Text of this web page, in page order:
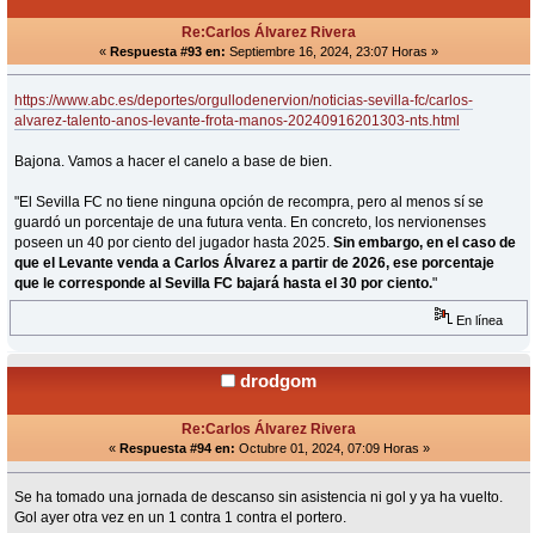
Re:Carlos Álvarez Rivera
« Respuesta #93 en: Septiembre 16, 2024, 23:07 Horas »
https://www.abc.es/deportes/orgullodenervion/noticias-sevilla-fc/carlos-
alvarez-talento-anos-levante-frota-manos-20240916201303-nts.html
Bajona. Vamos a hacer el canelo a base de bien.
"El Sevilla FC no tiene ninguna opción de recompra, pero al menos sí se
guardó un porcentaje de una futura venta. En concreto, los nervionenses
poseen un 40 por ciento del jugador hasta 2025.Sin embargo, en el caso de
que el Levante venda a Carlos Álvarez a partir de 2026, ese porcentaje
que le corresponde al Sevilla FC bajará hasta el 30 por ciento."
En línea
drodgom
Re:Carlos Álvarez Rivera
« Respuesta #94 en: Octubre 01, 2024, 07:09 Horas »
Se ha tomado una jornada de descanso sin asistencia ni gol y ya ha vuelto.
Gol ayer otra vez en un 1 contra 1 contra el portero.